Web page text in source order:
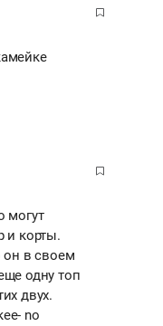
могут
и корты.
он в своем
одну топ
двух.
no